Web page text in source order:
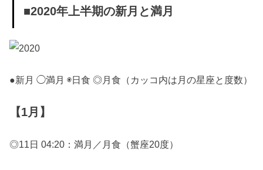
■2020年上半期の新月と満月
●新月 ◯満月 ◉日食 ◎月食（カッコ内は月の星座と度数）
【1月】
◎11日 04:20：満月／月食（蟹座20度）